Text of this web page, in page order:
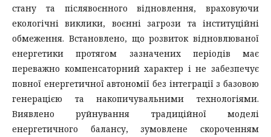
стану та післявоєнного відновлення, враховуючи
екологічні виклики, воєнні загрози та інституційні
обмеження. Встановлено, що розвиток відновлюваної
енергетики протягом зазначених періодів має
переважно компенсаторний характер і не забезпечує
повної енергетичної автономії без інтеграції з базовою
генерацією та накопичувальними технологіями.
Виявлено руйнування традиційної моделі
енергетичного балансу, зумовлене скороченням